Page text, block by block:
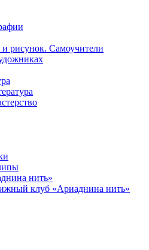
рисунок. Самоучители
нить»
клуб «Ариаднина нить»